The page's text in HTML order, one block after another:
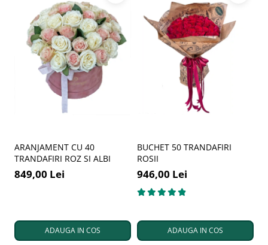
ARANJAMENT CU 40
TRANDAFIRI ROZ SI ALBI
849,00 Lei
ADAUGA IN COS
BUCHET 50 TRANDAFIRI
ROSII
946,00 Lei
ADAUGA IN COS